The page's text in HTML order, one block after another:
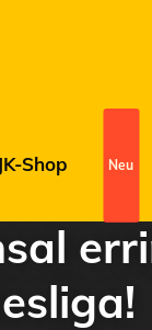
Shop New